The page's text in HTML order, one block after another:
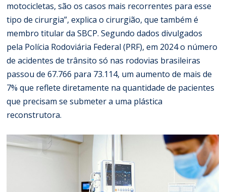
motocicletas, são os casos mais recorrentes para esse
tipo de cirurgia”, explica o cirurgião, que também é
membro titular da SBCP. Segundo dados divulgados
pela Polícia Rodoviária Federal (PRF), em 2024 o número
de acidentes de trânsito só nas rodovias brasileiras
passou de 67.766 para 73.114, um aumento de mais de
7% que reflete diretamente na quantidade de pacientes
que precisam se submeter a uma plástica
reconstrutora.